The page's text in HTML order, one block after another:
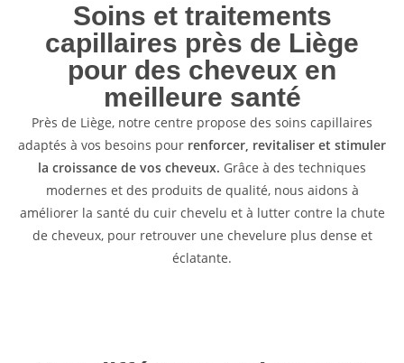
Soins et traitements
capillaires près de Liège
pour des cheveux en
meilleure santé
Près de Liège, notre centre propose des soins capillaires
adaptés à vos besoins pour renforcer, revitaliser et stimuler
la croissance de vos cheveux. Grâce à des techniques
modernes et des produits de qualité, nous aidons à
améliorer la santé du cuir chevelu et à lutter contre la chute
de cheveux, pour retrouver une chevelure plus dense et
éclatante.